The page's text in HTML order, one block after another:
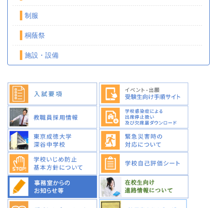
制服
桐蔭祭
施設・設備